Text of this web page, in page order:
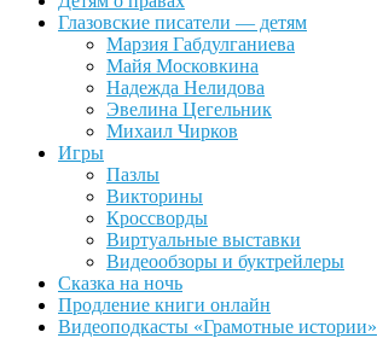
Глазовские писатели — детям
Марзия Габдулганиева
Майя Московкина
Надежда Нелидова
Эвелина Цегельник
Михаил Чирков
Игры
Пазлы
Викторины
Кроссворды
Виртуальные выставки
Видеообзоры и буктрейлеры
Сказка на ночь
Продление книги онлайн
Видеоподкасты «Грамотные истории»